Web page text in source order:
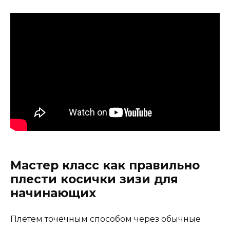
Мастер класс как правильно
плести косички зизи для
начинающих
Плетем точечным способом через обычные